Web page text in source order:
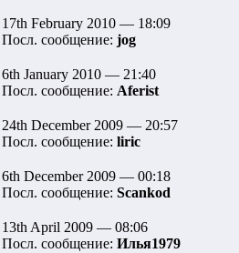
17th February 2010 — 18:09
Посл. сообщение: jog
6th January 2010 — 21:40
Посл. сообщение: Aferist
24th December 2009 — 20:57
Посл. сообщение: liric
6th December 2009 — 00:18
Посл. сообщение: Scankod
13th April 2009 — 08:06
Посл. сообщение: Илья1979